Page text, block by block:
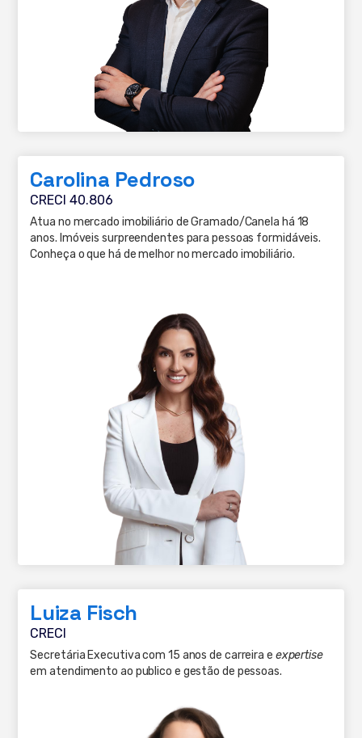
Carolina Pedroso
CRECI 40.806
Atua no mercado imobiliário de Gramado/Canela há 18
anos. Imóveis surpreendentes para pessoas formidáveis.
Conheça o que há de melhor no mercado imobiliário.
Luiza Fisch
CRECI
Secretária Executiva com 15 anos de carreira e expertise
em atendimento ao publico e gestão de pessoas.